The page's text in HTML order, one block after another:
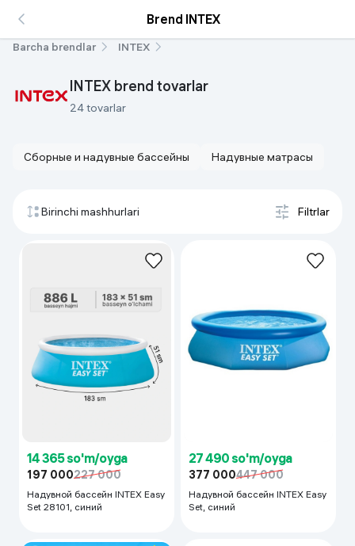
Brend INTEX
Barcha brendlar INTEX
INTEX brend tovarlar
24 tovarlar
Сборные и надувные бассейны Надувные матрасы
Birinchi mashhurlari Filtrlar
14 365 so'm/oyga
197 000227 000
Надувной бассейн INTEX Easy
Set 28101, синий
27 490 so'm/oyga
377 000447 000
Надувной бассейн INTEX Easy
Set, синий